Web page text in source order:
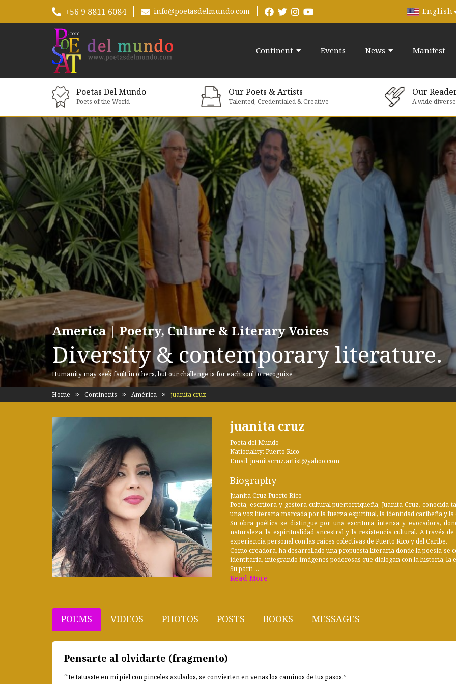
+56 9 8811 6084 info@poetasdelmundo.com English
Continent Events News Manifest
Poetas Del Mundo
Poets of the World
Our Poets & Artists
Talented, Credentialed & Creative
Our
A wide
America | Poetry, Culture & Literary Voices
Diversity & contemporary literature.
Humanity may seek fault in others, but our challenge is for each soul to recognize
Home Continents América juanita cruz
juanita cruz
Poeta del Mundo
Nationality: Puerto Rico
Email: juanitacruz.artist@yahoo.com
Biography
Juanita Cruz Puerto Rico
Poeta, escritora y gestora cultural puertorriqueña, Juanita Cruz, conocida
una voz literaria marcada por la fuerza espiritual, la identidad caribeña y
Su obra poética se distingue por una escritura intensa y evocadora,
naturaleza, la espiritualidad ancestral y la resistencia cultural. A través
experiencia personal con las raíces colectivas de Puerto Rico y del Caribe.
Como creadora, ha desarrollado una propuesta literaria donde la poesía
identitaria, integrando imágenes poderosas que dialogan con la historia, la
Su parti ...
Read More
POEMS VIDEOS PHOTOS POSTS BOOKS MESSAGES
Pensarte al olvidarte (fragmento)
“Te tatuaste en mi piel con pinceles azulados, se convierten en venas los caminos de tus pasos.”